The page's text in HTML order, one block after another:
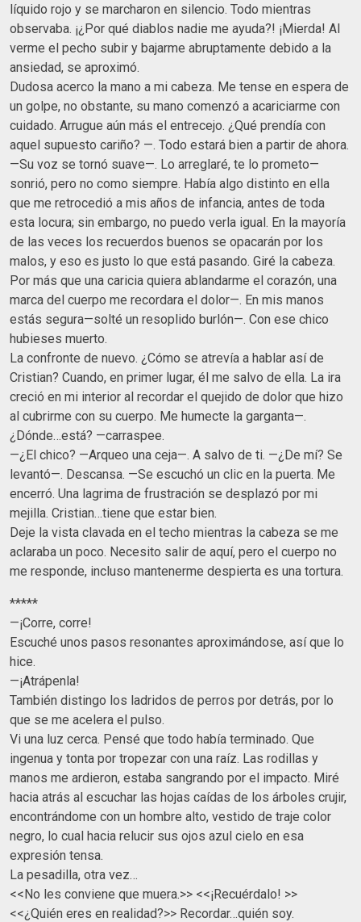
líquido rojo y se marcharon en silencio. Todo mientras
observaba. ¡¿Por qué diablos nadie me ayuda?! ¡Mierda! Al
verme el pecho subir y bajarme abruptamente debido a la
ansiedad, se aproximó.
Dudosa acerco la mano a mi cabeza. Me tense en espera de
un golpe, no obstante, su mano comenzó a acariciarme con
cuidado. Arrugue aún más el entrecejo. ¿Qué prendía con
aquel supuesto cariño? —. Todo estará bien a partir de ahora.
—Su voz se tornó suave—. Lo arreglaré, te lo prometo—
sonrió, pero no como siempre. Había algo distinto en ella
que me retrocedió a mis años de infancia, antes de toda
esta locura; sin embargo, no puedo verla igual. En la mayoría
de las veces los recuerdos buenos se opacarán por los
malos, y eso es justo lo que está pasando. Giré la cabeza.
Por más que una caricia quiera ablandarme el corazón, una
marca del cuerpo me recordara el dolor—. En mis manos
estás segura—solté un resoplido burlón—. Con ese chico
hubieses muerto.
La confronte de nuevo. ¿Cómo se atrevía a hablar así de
Cristian? Cuando, en primer lugar, él me salvo de ella. La ira
creció en mi interior al recordar el quejido de dolor que hizo
al cubrirme con su cuerpo. Me humecte la garganta—.
¿Dónde…está? —carraspee.
—¿El chico? —Arqueo una ceja—. A salvo de ti. —¿De mí? Se
levantó—. Descansa. —Se escuchó un clic en la puerta. Me
encerró. Una lagrima de frustración se desplazó por mi
mejilla. Cristian…tiene que estar bien.
Deje la vista clavada en el techo mientras la cabeza se me
aclaraba un poco. Necesito salir de aquí, pero el cuerpo no
me responde, incluso mantenerme despierta es una tortura.
*****
—¡Corre, corre!
Escuché unos pasos resonantes aproximándose, así que lo
hice.
—¡Atrápenla!
También distingo los ladridos de perros por detrás, por lo
que se me acelera el pulso.
Vi una luz cerca. Pensé que todo había terminado. Que
ingenua y tonta por tropezar con una raíz. Las rodillas y
manos me ardieron, estaba sangrando por el impacto. Miré
hacia atrás al escuchar las hojas caídas de los árboles crujir,
encontrándome con un hombre alto, vestido de traje color
negro, lo cual hacia relucir sus ojos azul cielo en esa
expresión tensa.
La pesadilla, otra vez…
<<No les conviene que muera.>> <<¡Recuérdalo! >>
<<¿Quién eres en realidad?>> Recordar…quién soy.